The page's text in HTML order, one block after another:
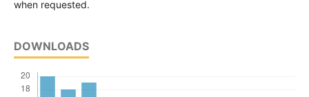
when requested.
DOWNLOADS